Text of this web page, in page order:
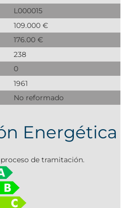
L000015
109.000 €
176.00 €
238
0
1961
No reformado
Energética
de tramitación.